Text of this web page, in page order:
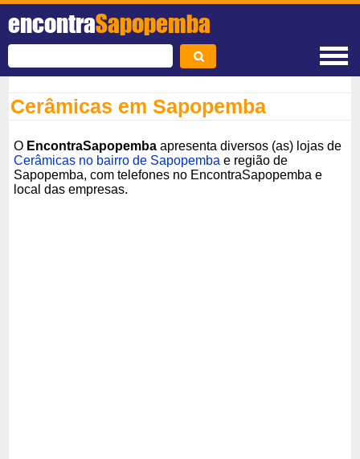
encontraSapopemba
Cerâmicas em Sapopemba
O EncontraSapopemba apresenta diversos (as) lojas de
Cerâmicas no bairro de Sapopemba e região de
Sapopemba, com telefones no EncontraSapopemba e
local das empresas.